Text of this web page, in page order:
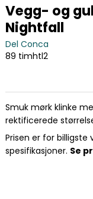
Vegg- og
Nightfall
Del Conca
89 timhtl2
Smuk mørk klinke
rektificerede
Prisen er for billigste
spesifikasjoner. Se